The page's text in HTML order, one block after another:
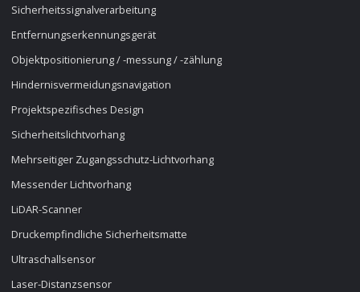
Sicherheitssignalverarbeitung
Entfernungserkennungsgerät
Objektpositionierung / -messung / -zählung
Hindernisvermeidungsnavigation
Projektspezifisches Design
Sicherheitslichtvorhang
Mehrseitiger Zugangsschutz-Lichtvorhang
Messender Lichtvorhang
LiDAR-Scanner
Druckempfindliche Sicherheitsmatte
Ultraschallsensor
Laser-Distanzsensor